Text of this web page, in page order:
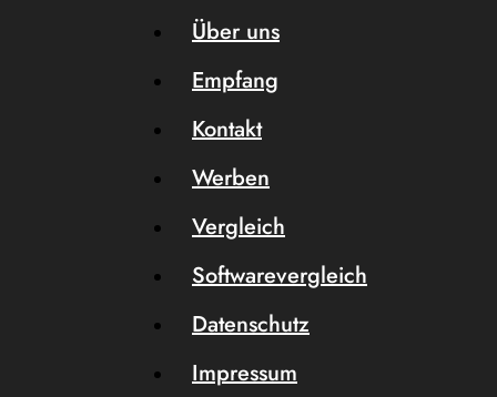
Über uns
Empfang
Kontakt
Werben
Vergleich
Softwarevergleich
Datenschutz
Impressum